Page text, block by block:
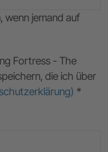
wenn jemand auf
Fortress - The
die ich über
*